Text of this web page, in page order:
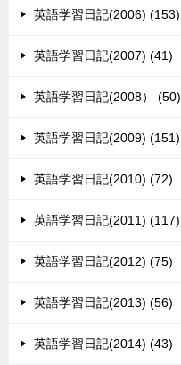
英語学習日記(2006) (153)
英語学習日記(2007) (41)
英語学習日記(2008） (50)
英語学習日記(2009) (151)
英語学習日記(2010) (72)
英語学習日記(2011) (117)
英語学習日記(2012) (75)
英語学習日記(2013) (56)
英語学習日記(2014) (43)